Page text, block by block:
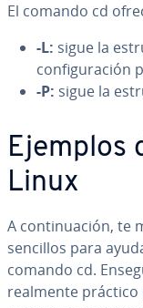
El comando cd
-L: sigue la
co­n­fi­gu­ra­ción
-P: sigue la
Ejemplos
Linux
A co­n­ti­nua­ción, te
sencillos para
comando cd.
realmente